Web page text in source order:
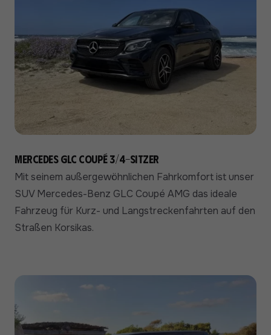
Mercedes GLC Coupé 3/4-Sitzer
Mit seinem außergewöhnlichen Fahrkomfort ist unser
SUV Mercedes-Benz GLC Coupé AMG das ideale
Fahrzeug für Kurz- und Langstreckenfahrten auf den
Straßen Korsikas.